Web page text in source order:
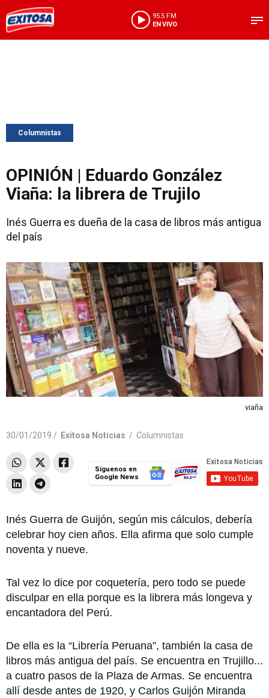
95.5 FM
EN VIVO
Columnistas
OPINIÓN | Eduardo González
Viaña: la librera de Trujilo
Inés Guerra es dueña de la casa de libros más antigua
del país
viaña
30/01/2019 / Exitosa Noticias / Columnistas
Síguenos en
Google News
Inés Guerra de Guijón, según mis cálculos, debería
celebrar hoy cien años. Ella afirma que solo cumple
noventa y nueve.
Tal vez lo dice por coquetería, pero todo se puede
disculpar en ella porque es la librera más longeva y
encantadora del Perú.
De ella es la “Librería Peruana”, también la casa de
libros más antigua del país. Se encuentra en Trujillo...
a cuatro pasos de la Plaza de Armas. Se encuentra
allí desde antes de 1920, y Carlos Guijón Miranda